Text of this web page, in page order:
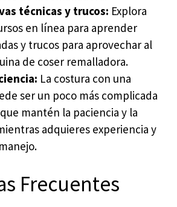
técnicas y trucos: Explora
en línea para aprender
y trucos para aprovechar al
de coser remalladora.
La costura con una
ser un poco más complicada
mantén la paciencia y la
adquieres experiencia y
Frecuentes